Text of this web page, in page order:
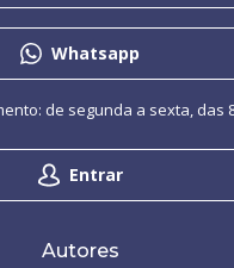
Whatsapp
Entrar
de segunda a sexta, das
Autores